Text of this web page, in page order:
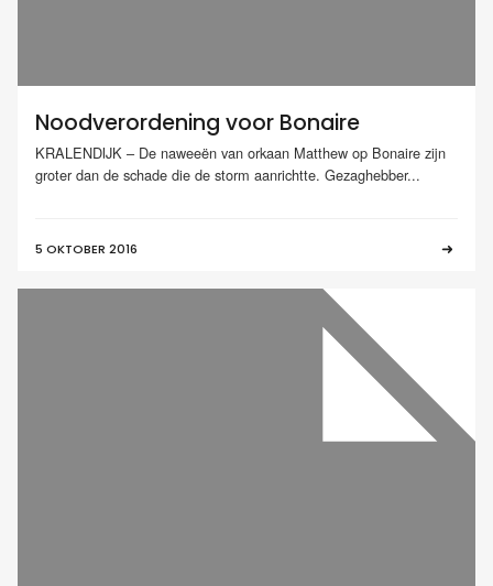
Noodverordening voor Bonaire
KRALENDIJK – De naweeën van orkaan Matthew op Bonaire zijn
groter dan de schade die de storm aanrichtte. Gezaghebber...
5 OKTOBER 2016